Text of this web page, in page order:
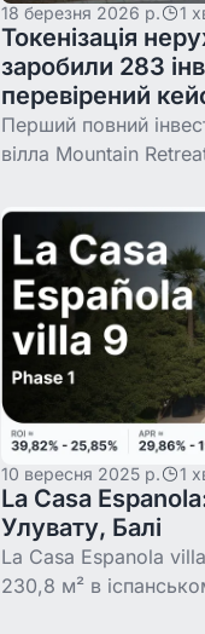
18 березня 2026 р. 1
Токенізація
заробили 283
перевірений
Перший повний
вілла Mountain
фінальної виплати.
вкладено,
10 вересня 2025 р. 1
La Casa
Улувату, Балі
La Casa Espanola
230,8 м² в